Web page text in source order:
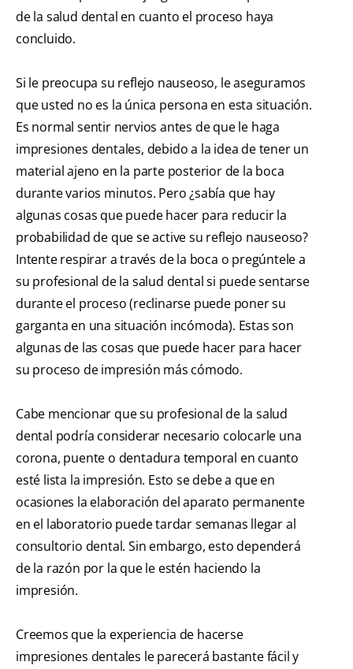
de la salud dental en cuanto el proceso haya
concluido.
Si le preocupa su reflejo nauseoso, le aseguramos
que usted no es la única persona en esta situación.
Es normal sentir nervios antes de que le haga
impresiones dentales, debido a la idea de tener un
material ajeno en la parte posterior de la boca
durante varios minutos. Pero ¿sabía que hay
algunas cosas que puede hacer para reducir la
probabilidad de que se active su reflejo nauseoso?
Intente respirar a través de la boca o pregúntele a
su profesional de la salud dental si puede sentarse
durante el proceso (reclinarse puede poner su
garganta en una situación incómoda). Estas son
algunas de las cosas que puede hacer para hacer
su proceso de impresión más cómodo.
Cabe mencionar que su profesional de la salud
dental podría considerar necesario colocarle una
corona, puente o dentadura temporal en cuanto
esté lista la impresión. Esto se debe a que en
ocasiones la elaboración del aparato permanente
en el laboratorio puede tardar semanas llegar al
consultorio dental. Sin embargo, esto dependerá
de la razón por la que le estén haciendo la
impresión.
Creemos que la experiencia de hacerse
impresiones dentales le parecerá bastante fácil y